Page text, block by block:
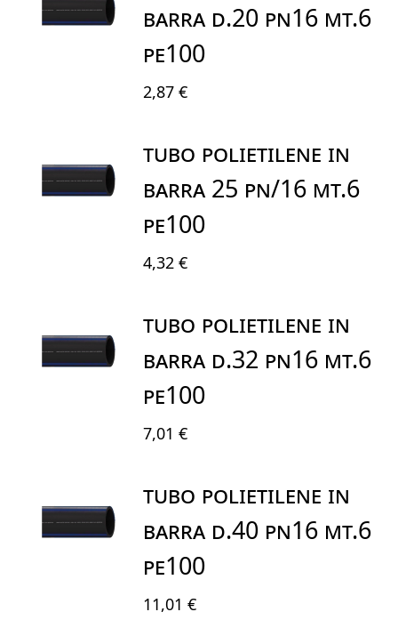
BARRA D.20 PN16 MT.6
PE100
2,87 €
TUBO POLIETILENE IN
BARRA 25 PN/16 MT.6
PE100
4,32 €
TUBO POLIETILENE IN
BARRA D.32 PN16 MT.6
PE100
7,01 €
TUBO POLIETILENE IN
BARRA D.40 PN16 MT.6
PE100
11,01 €